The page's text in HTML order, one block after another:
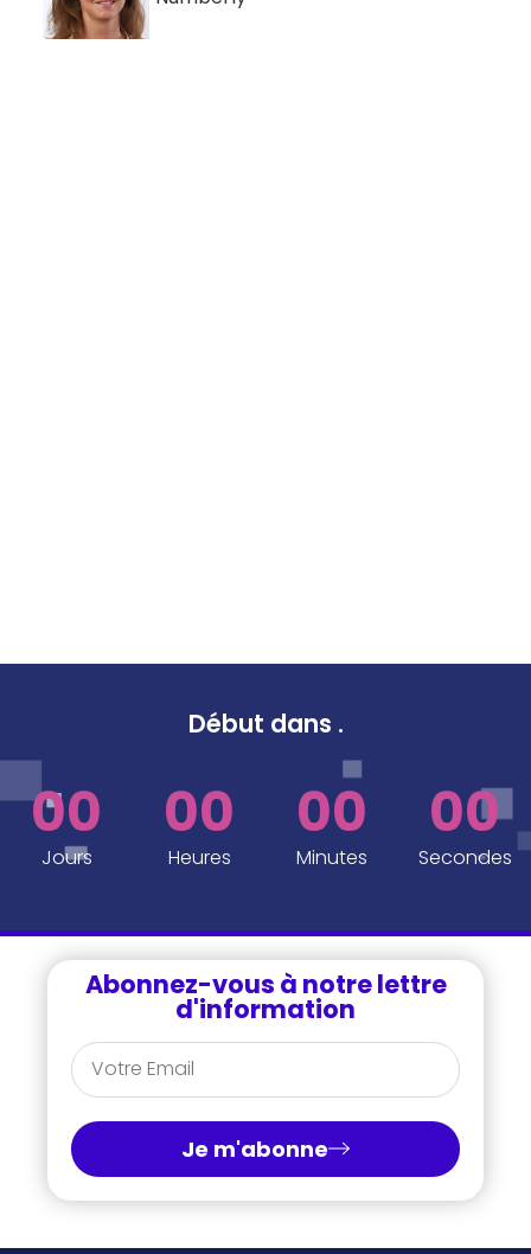
Début dans .
00
Jours
00
Heures
00
Minutes
00
Secondes
Abonnez-vous à notre lettre
d'information
Je m'abonne